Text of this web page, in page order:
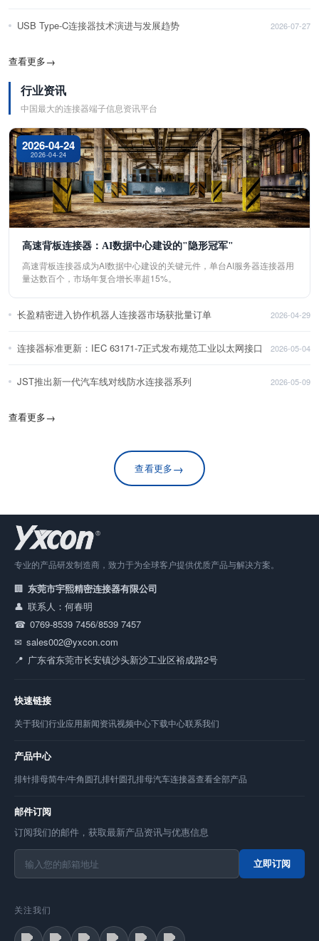
USB Type-C连接器技术演进与发展趋势 2026-07-27
查看更多→
行业资讯
中国最大的连接器端子信息资讯平台
2026-04-24
2026-04-24
高速背板连接器：AI数据中心建设的"隐形冠军"
高速背板连接器成为AI数据中心建设的关键元件，单台AI服务器连接器用
量达数百个，市场年复合增长率超15%。
长盈精密进入协作机器人连接器市场获批量订单 2026-04-29
连接器标准更新：IEC 63171-7正式发布规范工业以太网接口 2026-05-04
JST推出新一代汽车线对线防水连接器系列 2026-05-09
查看更多→
查看更多→
专业的产品研发制造商，致力于为全球客户提供优质产品与解决方案。
东莞市宇熙精密连接器有限公司
联系人：何春明
0769-8539 7456/8539 7457
sales002@yxcon.com
广东省东莞市长安镇沙头新沙工业区裕成路2号
快速链接
关于我们行业应用新闻资讯视频中心下载中心联系我们
产品中心
排针排母简牛/牛角圆孔排针圆孔排母汽车连接器查看全部产品
邮件订阅
订阅我们的邮件，获取最新产品资讯与优惠信息
立即订阅
关注我们